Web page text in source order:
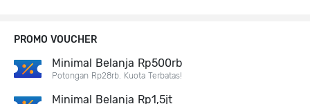
PROMO VOUCHER
Minimal Belanja Rp500rb
Potongan Rp28rb. Kuota Terbatas!
Minimal Belanja Rp1,5jt